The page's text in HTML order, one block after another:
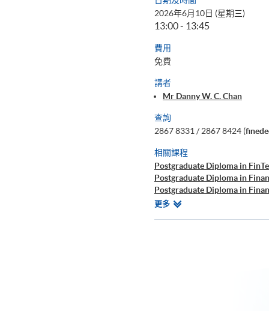
2026年6月10日 (星期三)
13:00 - 13:45
費用
免費
講者
Mr Danny W. C. Chan
查詢
2867 8331 / 2867 8424 (
相關課程
Postgraduate Diploma in
Postgraduate Diploma in
Postgraduate Diploma in
Certificate for Module
更多相